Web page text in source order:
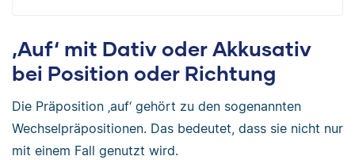
‚Auf‘ mit Dativ oder Akkusativ
bei Position oder Richtung
Die Präposition ‚auf‘ gehört zu den sogenannten
Wechselpräpositionen. Das bedeutet, dass sie nicht nur
mit einem Fall genutzt wird.